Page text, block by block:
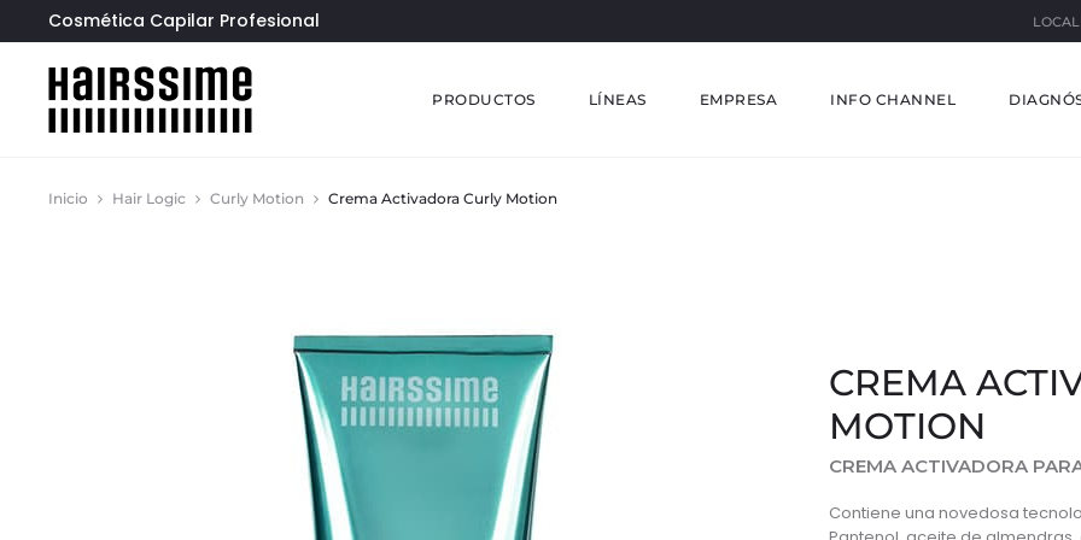
Cosmética Capilar Profesional
PRODUCTOS LÍNEAS EMPRESA INFO CHANNEL
Inicio Hair Logic Curly Motion Crema Activadora Curly Motion
CREMA
MOTION
CREMA ACTIVADORA
Contiene una novedosa